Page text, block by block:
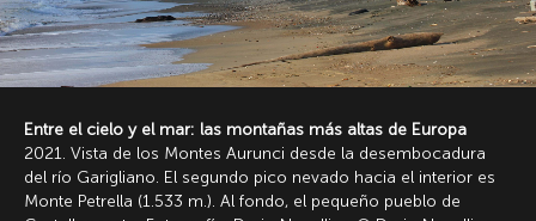
Entre el cielo y el mar: las montañas más altas de Europa
2021. Vista de los Montes Aurunci desde la desembocadura
del río Garigliano. El segundo pico nevado hacia el interior es
Monte Petrella (1.533 m.). Al fondo, el pequeño pueblo de